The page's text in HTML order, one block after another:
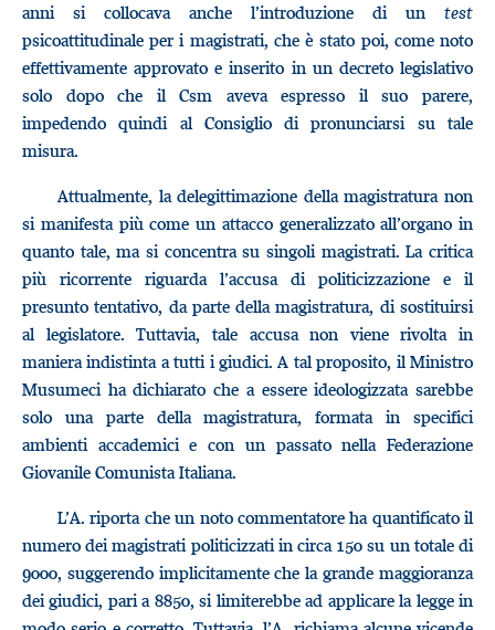
anni si collocava anche l’introduzione di un test
psicoattitudinale per i magistrati, che è stato poi, come noto
effettivamente approvato e inserito in un decreto legislativo
solo dopo che il Csm aveva espresso il suo parere,
impedendo quindi al Consiglio di pronunciarsi su tale
misura.
Attualmente, la delegittimazione della magistratura non
si manifesta più come un attacco generalizzato all’organo in
quanto tale, ma si concentra su singoli magistrati. La critica
più ricorrente riguarda l’accusa di politicizzazione e il
presunto tentativo, da parte della magistratura, di sostituirsi
al legislatore. Tuttavia, tale accusa non viene rivolta in
maniera indistinta a tutti i giudici. A tal proposito, il Ministro
Musumeci ha dichiarato che a essere ideologizzata sarebbe
solo una parte della magistratura, formata in specifici
ambienti accademici e con un passato nella Federazione
Giovanile Comunista Italiana.
L’A. riporta che un noto commentatore ha quantificato il
numero dei magistrati politicizzati in circa 150 su un totale di
9000, suggerendo implicitamente che la grande maggioranza
dei giudici, pari a 8850, si limiterebbe ad applicare la legge in